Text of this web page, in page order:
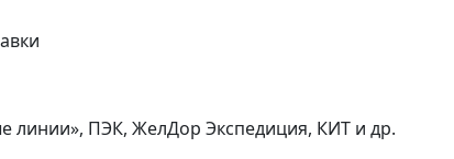
линии», ПЭК, ЖелДор Экспедиция, КИТ и др.